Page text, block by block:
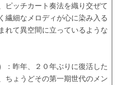
ピッチカート奏法を織り交ぜて
繊細なメロディが心に染み入る
れて異空間に立っているような
昨年、２０年ぶりに復活した
ちょうどその第一期世代のメン